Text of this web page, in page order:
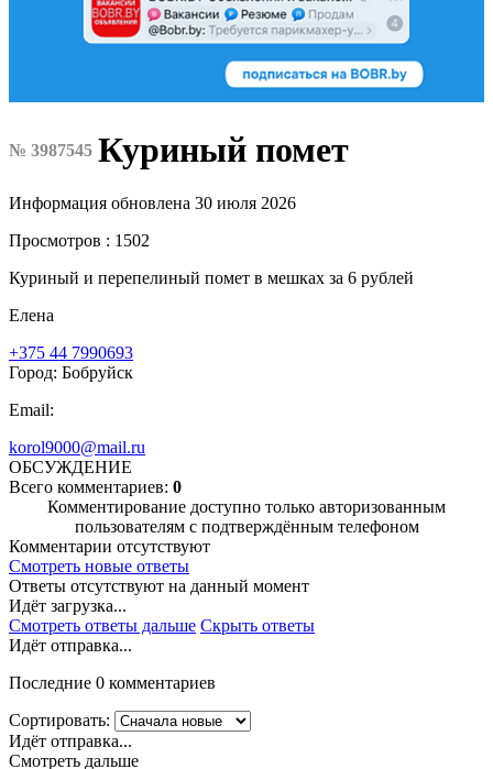
№ 3987545 Куриный помет
Информация обновлена 30 июля 2026
Просмотров : 1502
Куриный и перепелиный помет в мешках за 6 рублей
Елена
+375 44 7990693
Город: Бобруйск
Email:
korol9000@mail.ru
ОБСУЖДЕНИЕ
Всего комментариев: 0
Комментирование доступно только авторизованным
пользователям с подтверждённым телефоном
Комментарии отсутствуют
Смотреть новые ответы
Ответы отсутствуют на данный момент
Идёт загрузка...
Смотреть ответы дальше Скрыть ответы
Идёт отправка...
Последние 0 комментариев
Сортировать:
Идёт отправка...
Смотреть дальше